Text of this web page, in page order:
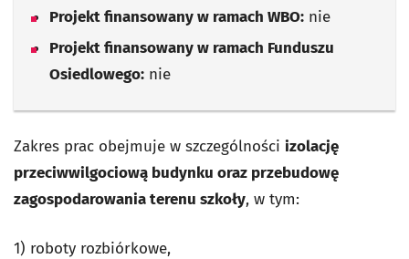
Projekt finansowany w ramach WBO: nie
Projekt finansowany w ramach Funduszu
Osiedlowego: nie
Zakres prac obejmuje w szczególności izolację
przeciwwilgociową budynku oraz przebudowę
zagospodarowania terenu szkoły, w tym:
1) roboty rozbiórkowe,